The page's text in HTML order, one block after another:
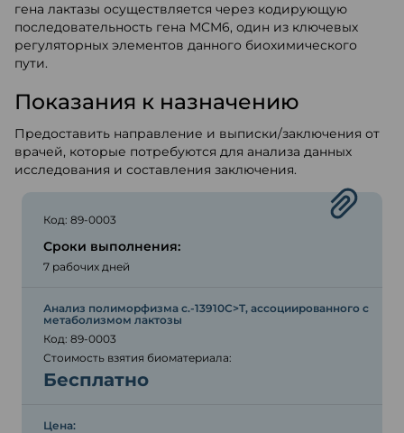
гена лактазы осуществляется через кодирующую
последовательность гена MCM6, один из ключевых
регуляторных элементов данного биохимического
пути.
Показания к назначению
Предоставить направление и выписки/заключения от
врачей, которые потребуются для анализа данных
исследования и составления заключения.
Код: 89-0003
Сроки выполнения:
7 рабочих дней
Анализ полиморфизма c.-13910C>T, ассоциированного с
метаболизмом лактозы
Код: 89-0003
Стоимость взятия биоматериала:
Бесплатно
Цена: